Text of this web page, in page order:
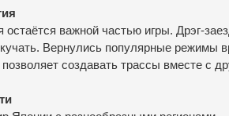
важной частью игры. Дрэг-
Вернулись популярные режимы
создавать трассы вместе с